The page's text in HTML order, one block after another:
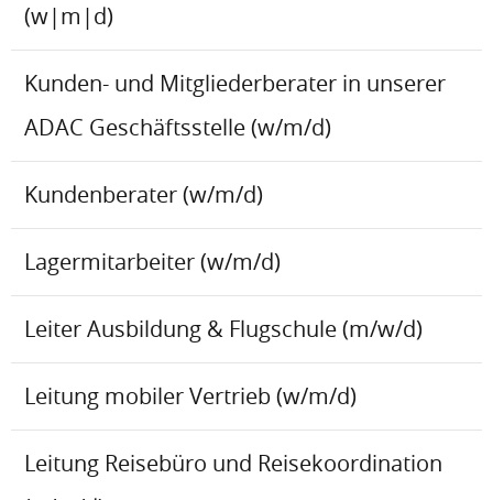
(w|m|d)
Kunden- und Mitgliederberater in unserer
ADAC Geschäftsstelle (w/m/d)
Kundenberater (w/m/d)
Lagermitarbeiter (w/m/d)
Leiter Ausbildung & Flugschule (m/w/d)
Leitung mobiler Vertrieb (w/m/d)
Leitung Reisebüro und Reisekoordination